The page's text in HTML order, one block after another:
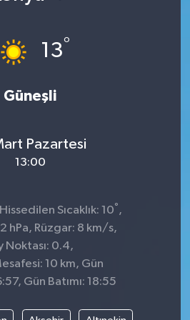
13°
Güneşli
Pazartesi
13:00
Sıcaklık: 10° ,
hPa, Rüzgar: 8 km/s,
Noktası: 0.4,
10 km, Gün
Gün Batımı: 18:55